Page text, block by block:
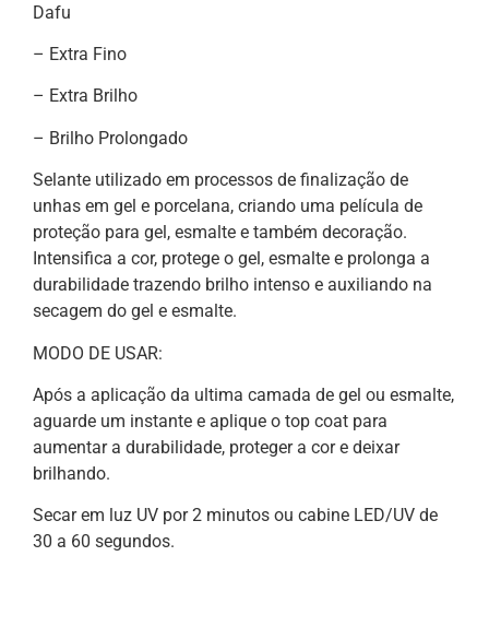
Dafu
– Extra Fino
– Extra Brilho
– Brilho Prolongado
Selante utilizado em processos de finalização de
unhas em gel e porcelana, criando uma película de
proteção para gel, esmalte e também decoração.
Intensifica a cor, protege o gel, esmalte e prolonga a
durabilidade trazendo brilho intenso e auxiliando na
secagem do gel e esmalte.
MODO DE USAR:
Após a aplicação da ultima camada de gel ou esmalte,
aguarde um instante e aplique o top coat para
aumentar a durabilidade, proteger a cor e deixar
brilhando.
Secar em luz UV por 2 minutos ou cabine LED/UV de
30 a 60 segundos.